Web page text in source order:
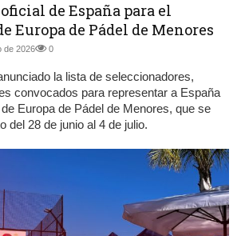
de España para el
Europa de Pádel de Menores
de 2026 0
la lista de seleccionadores,
convocados para representar a España
Europa de Pádel de Menores, que se
del 28 de junio al 4 de julio.